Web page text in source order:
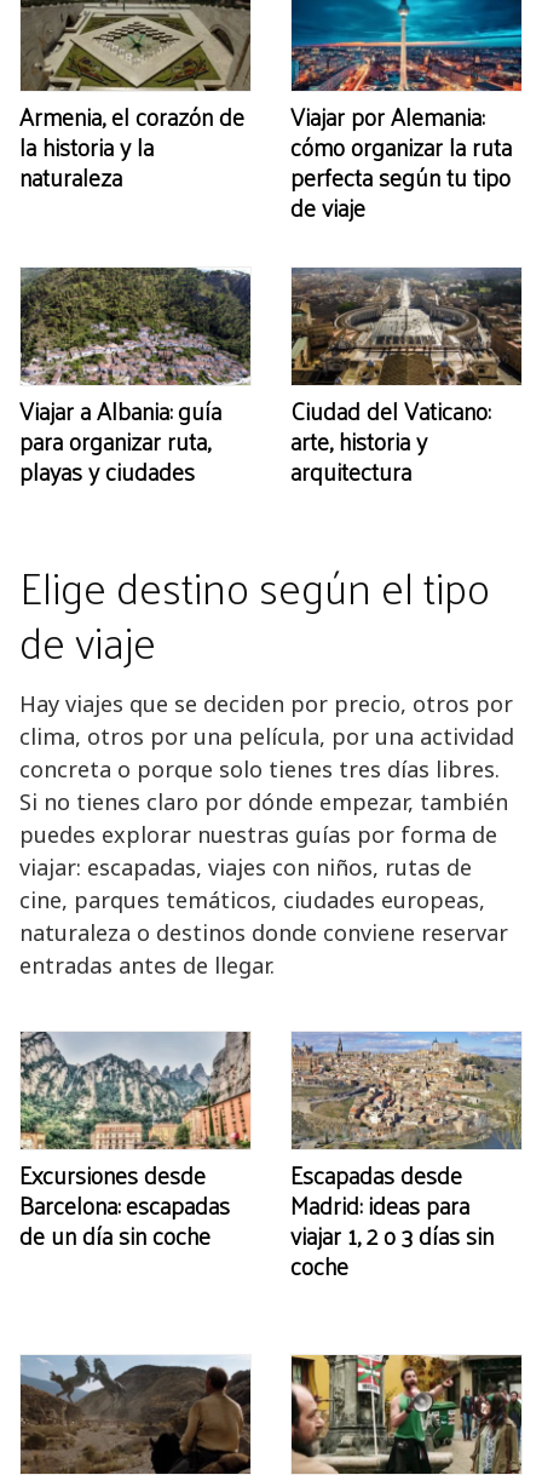
Armenia, el corazón de
la historia y la
naturaleza
Viajar por Alemania:
cómo organizar la ruta
perfecta según tu tipo
de viaje
Viajar a Albania: guía
para organizar ruta,
playas y ciudades
Ciudad del Vaticano:
arte, historia y
arquitectura
Elige destino según el tipo
de viaje
Hay viajes que se deciden por precio, otros por
clima, otros por una película, por una actividad
concreta o porque solo tienes tres días libres.
Si no tienes claro por dónde empezar, también
puedes explorar nuestras guías por forma de
viajar: escapadas, viajes con niños, rutas de
cine, parques temáticos, ciudades europeas,
naturaleza o destinos donde conviene reservar
entradas antes de llegar.
Excursiones desde
Barcelona: escapadas
de un día sin coche
Escapadas desde
Madrid: ideas para
viajar 1, 2 o 3 días sin
coche